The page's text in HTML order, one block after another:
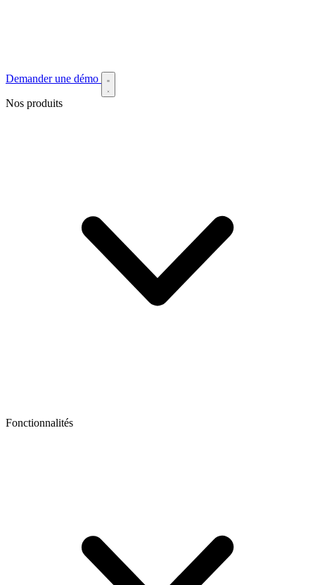
Demander une démo
Nos produits
Fonctionnalités